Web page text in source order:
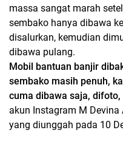
massa sangat marah
sembako hanya dibawa
disalurkan, kemudian
dibawa pulang.
Mobil bantuan banjir
sembako masih penuh,
cuma dibawa saja,
akun Instagram M
yang diunggah pada 10